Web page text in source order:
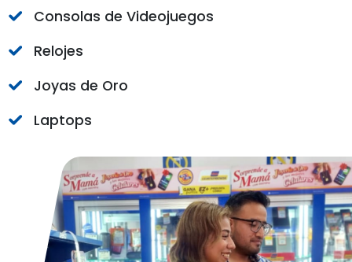
Consolas de Videojuegos
Relojes
Joyas de Oro
Laptops